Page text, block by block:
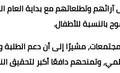
آرائهم وتطلعاتهم مع بداية
بالنسبة للأطفال.
مشيرًا إلى أن دعم الطلبة
وتمنحهم دافعًا أكبر لتحقيق